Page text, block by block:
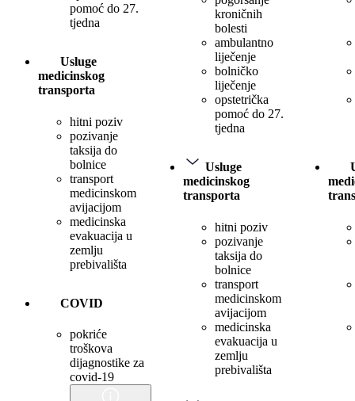
pomoć do 27.
tjedna
Usluge
medicinskog
transporta
hitni poziv
pozivanje
taksija do
bolnice
transport
medicinskom
avijacijom
medicinska
evakuacija u
zemlju
prebivališta
COVID
pokriće
troškova
dijagnostike za
covid-19
kroničnih
bolesti
ambulantno
liječenje
bolničko
liječenje
opstetrička
pomoć do 27.
tjedna
Usluge
medicinskog
transporta
hitni poziv
pozivanje
taksija do
bolnice
transport
medicinskom
avijacijom
medicinska
evakuacija u
zemlju
prebivališta